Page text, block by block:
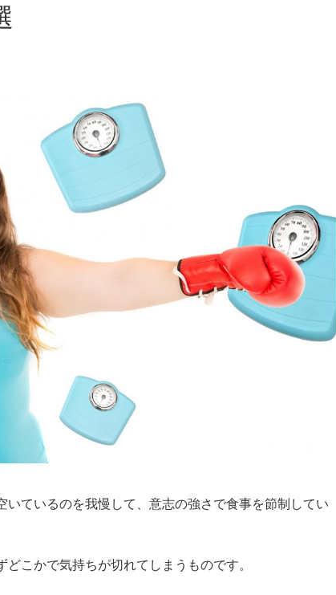
いているのを我慢して、意志の強さで食事を節制してい
こかで気持ちが切れてしまうものです。